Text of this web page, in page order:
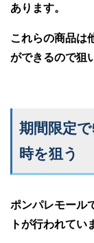
あります。
これらの商品は
ができるので狙
期間限定
時を狙う
ポンパレモール
トが行われてい